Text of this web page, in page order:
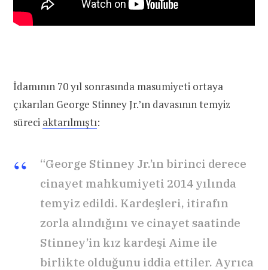
İdamının 70 yıl sonrasında masumiyeti ortaya
çıkarılan George Stinney Jr.’ın davasının temyiz
süreci aktarılmıştı:
“George Stinney Jr.’ın birinci derece
cinayet mahkumiyeti 2014 yılında
temyiz edildi. Kardeşleri, itirafın
zorla alındığını ve cinayet saatinde
Stinney’in kız kardeşi Aime ile
birlikte olduğunu iddia ettiler. Ayrıca